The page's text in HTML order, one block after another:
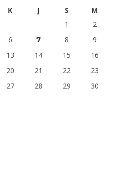
K J S
M
1
2
6 7 8
9
13 14 15
16
20 21 22
23
27 28 29
30